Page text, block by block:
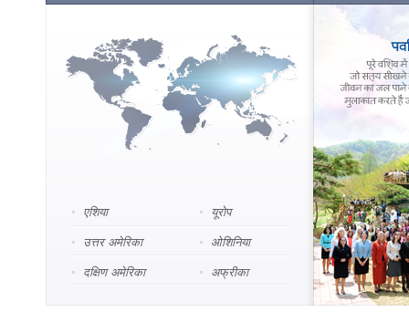
एशिया यूरोप
उत्तर अमेरिका ओशिनिया
दक्षिण अमेरिका अफ्रीका